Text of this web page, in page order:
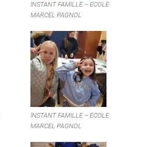
INSTANT FAMILLE – ECOLE
MARCEL PAGNOL
INSTANT FAMILLE – ECOLE
MARCEL PAGNOL